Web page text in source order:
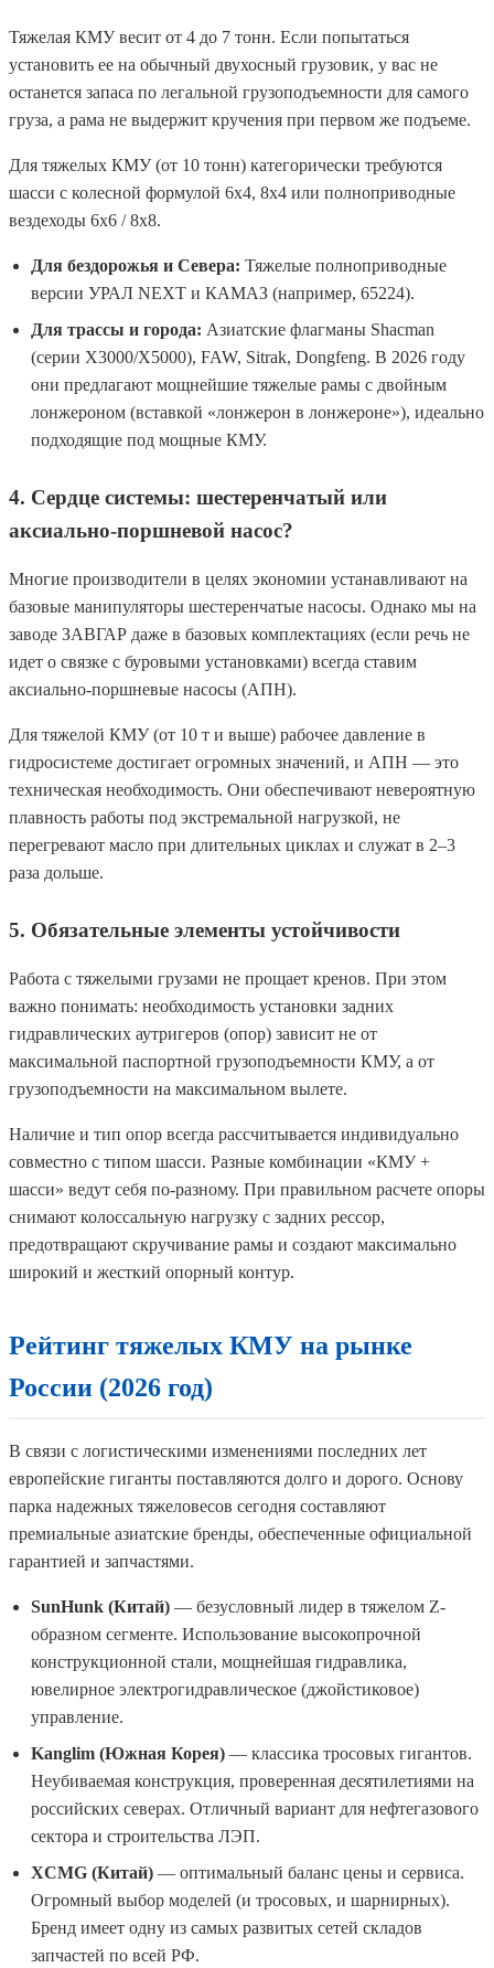
Тяжелая КМУ весит от 4 до 7 тонн. Если попытаться
установить ее на обычный двухосный грузовик, у вас не
останется запаса по легальной грузоподъемности для самого
груза, а рама не выдержит кручения при первом же подъеме.
Для тяжелых КМУ (от 10 тонн) категорически требуются
шасси с колесной формулой 6х4, 8х4 или полноприводные
вездеходы 6х6 / 8х8.
Для бездорожья и Севера: Тяжелые полноприводные
версии УРАЛ NEXT и КАМАЗ (например, 65224).
Для трассы и города: Азиатские флагманы Shacman
(серии X3000/X5000), FAW, Sitrak, Dongfeng. В 2026 году
они предлагают мощнейшие тяжелые рамы с двойным
лонжероном (вставкой «лонжерон в лонжероне»), идеально
подходящие под мощные КМУ.
4. Сердце системы: шестеренчатый или
аксиально-поршневой насос?
Многие производители в целях экономии устанавливают на
базовые манипуляторы шестеренчатые насосы. Однако мы на
заводе ЗАВГАР даже в базовых комплектациях (если речь не
идет о связке с буровыми установками) всегда ставим
аксиально-поршневые насосы (АПН).
Для тяжелой КМУ (от 10 т и выше) рабочее давление в
гидросистеме достигает огромных значений, и АПН — это
техническая необходимость. Они обеспечивают невероятную
плавность работы под экстремальной нагрузкой, не
перегревают масло при длительных циклах и служат в 2–3
раза дольше.
5. Обязательные элементы устойчивости
Работа с тяжелыми грузами не прощает кренов. При этом
важно понимать: необходимость установки задних
гидравлических аутригеров (опор) зависит не от
максимальной паспортной грузоподъемности КМУ, а от
грузоподъемности на максимальном вылете.
Наличие и тип опор всегда рассчитывается индивидуально
совместно с типом шасси. Разные комбинации «КМУ +
шасси» ведут себя по-разному. При правильном расчете опоры
снимают колоссальную нагрузку с задних рессор,
предотвращают скручивание рамы и создают максимально
широкий и жесткий опорный контур.
Рейтинг тяжелых КМУ на рынке
России (2026 год)
В связи с логистическими изменениями последних лет
европейские гиганты поставляются долго и дорого. Основу
парка надежных тяжеловесов сегодня составляют
премиальные азиатские бренды, обеспеченные официальной
гарантией и запчастями.
SunHunk (Китай) — безусловный лидер в тяжелом Z-
образном сегменте. Использование высокопрочной
конструкционной стали, мощнейшая гидравлика,
ювелирное электрогидравлическое (джойстиковое)
управление.
Kanglim (Южная Корея) — классика тросовых гигантов.
Неубиваемая конструкция, проверенная десятилетиями на
российских северах. Отличный вариант для нефтегазового
сектора и строительства ЛЭП.
XCMG (Китай) — оптимальный баланс цены и сервиса.
Огромный выбор моделей (и тросовых, и шарнирных).
Бренд имеет одну из самых развитых сетей складов
запчастей по всей РФ.